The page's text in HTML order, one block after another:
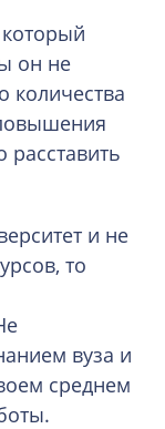
он не
количества
и не
то
вуза и
среднем